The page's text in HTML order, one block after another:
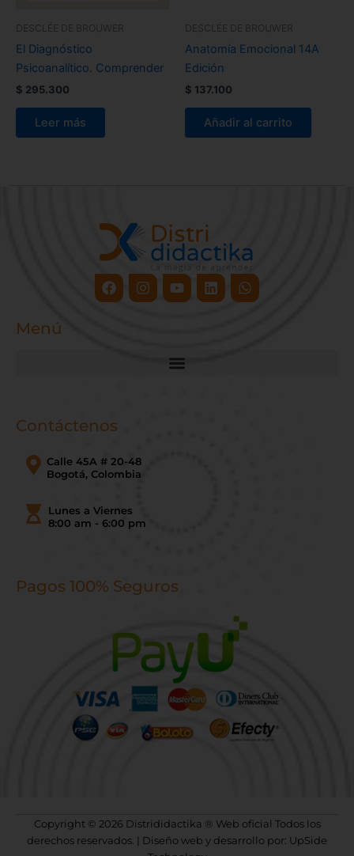
DESCLÉE DE BROUWER
El Diagnóstico
Psicoanalítico. Comprender
$ 295.300
Leer más
DESCLÉE DE BROUWER
Anatomía Emocional 14A
Edición
$ 137.100
Añadir al carrito
FacebookInstagram
YoutubeLinkedinWhatsapp
Menú
Contáctenos
Calle 45A # 20-48
Bogotá, Colombia
Lunes a Viernes
8:00 am - 6:00 pm
Pagos 100% Seguros
Copyright © 2026 Distrididactika ® Web oficial Todos los
derechos reservados. | Diseño web y desarrollo por: UpSide